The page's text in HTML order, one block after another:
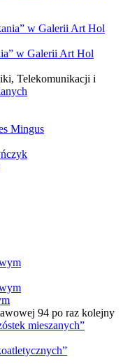
w Galerii Art Hol
Telekomunikacji i
Mingus
94 po raz kolejny
mieszanych”